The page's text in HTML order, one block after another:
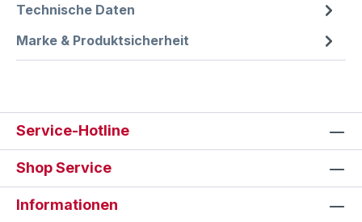
Technische Daten
Marke & Produktsicherheit
Service-Hotline
Shop Service
Informationen